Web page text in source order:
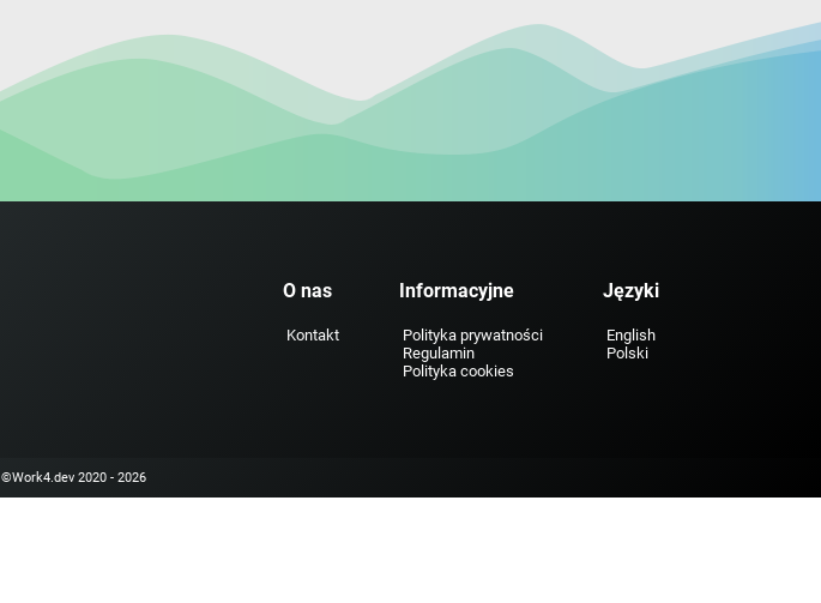
O nas
Kontakt
Informacyjne
Polityka prywatności
Regulamin
Polityka cookies
Języki
English
Polski
©Work4.dev 2020 - 2026